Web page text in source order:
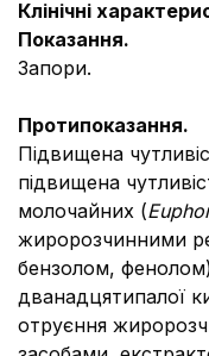
Клінічні
Показання.
Запори.
Протипоказання.
Підвищена
підвищена
молочайних (
жиророзчинними
бензолом,
дванадцятипалої
отруєння